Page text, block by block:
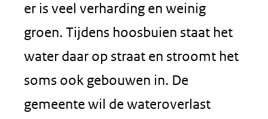
er is veel verharding en weinig
groen. Tijdens hoosbuien staat het
water daar op straat en stroomt het
soms ook gebouwen in. De
gemeente wil de wateroverlast